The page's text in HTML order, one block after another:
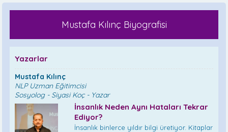
Mustafa Kılınç Biyografisi
Yazarlar
Mustafa Kılınç
NLP Uzman Eğitimcisi
Sosyolog - Siyasi Koç - Yazar
İnsanlık Neden Aynı Hataları Tekrar
Ediyor?
İnsanlık binlerce yıldır bilgi üretiyor. Kitaplar